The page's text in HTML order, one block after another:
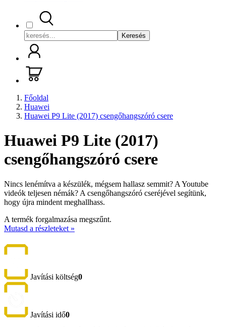
Keresés
Főoldal
Huawei
Huawei P9 Lite (2017) csengőhangszóró csere
Huawei P9 Lite (2017)
csengőhangszóró csere
Nincs lenémítva a készülék, mégsem hallasz semmit? A Youtube
videók teljesen némák? A csengőhangszóró cseréjével segítünk,
hogy újra mindent meghallhass.
A termék forgalmazása megszűnt.
Mutasd a részleteket »
Javítási költség0
Javítási idő0